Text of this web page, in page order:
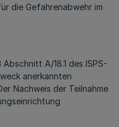
die Gefahrenabwehr im
A/18.1 des ISPS-
anerkannten
Nachweis der Teilnahme